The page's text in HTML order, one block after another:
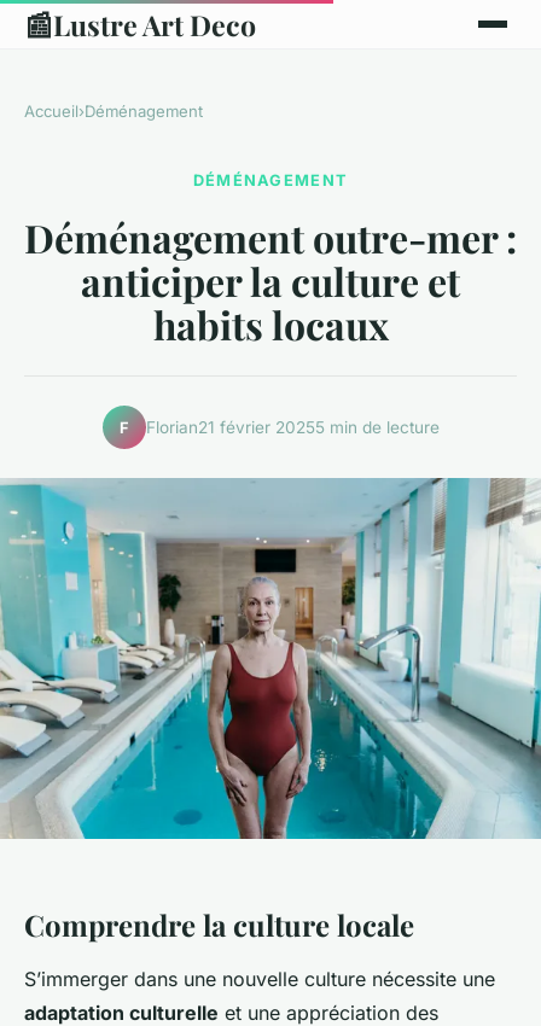
📰Lustre Art Deco
Accueil›Déménagement
DÉMÉNAGEMENT
Déménagement outre-mer :
anticiper la culture et
habits locaux
F Florian21 février 20255 min de lecture
Comprendre la culture locale
S’immerger dans une nouvelle culture nécessite une
adaptation culturelle et une appréciation des